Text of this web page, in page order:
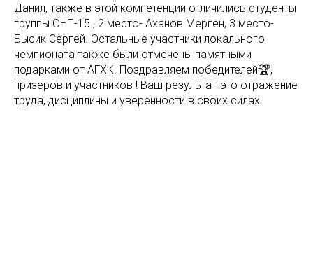
Данил, также в этой компетенции отличились студенты
группы ОНП-15 , 2 место- Аханов Мерген, 3 место-
Бысик Сергей. Остальные участники локального
чемпионата также были отмечены памятными
подарками от АГХК. Поздравляем победителей🏆,
призеров и участников ! Ваш результат-это отражение
труда, дисциплины и уверенности в своих силах.